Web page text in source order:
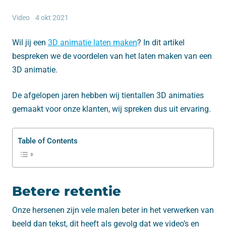
Video 4 okt 2021
Wil jij een 3D animatie laten maken? In dit artikel
bespreken we de voordelen van het laten maken van een
3D animatie.
De afgelopen jaren hebben wij tientallen 3D animaties
gemaakt voor onze klanten, wij spreken dus uit ervaring.
Table of Contents
Betere retentie
Onze hersenen zijn vele malen beter in het verwerken van
beeld dan tekst, dit heeft als gevolg dat we video’s en